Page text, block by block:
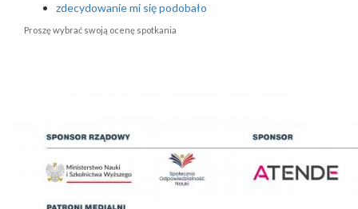
zdecydowanie mi się podobało
Proszę wybrać swoją ocenę spotkania